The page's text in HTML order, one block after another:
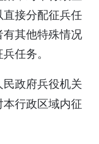
接分配征兵任
其他特殊情况
任务。
政府兵役机关
行政区域内征